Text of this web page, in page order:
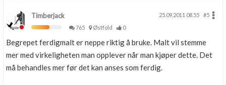
Timberjack 25.09.2011 08.55
#5
765
Østfold 0
Begrepet ferdigmalt er neppe riktig å bruke. Malt vil stemme
mer med virkeligheten man opplever når man kjøper dette. Det
må behandles mer før det kan anses som ferdig.